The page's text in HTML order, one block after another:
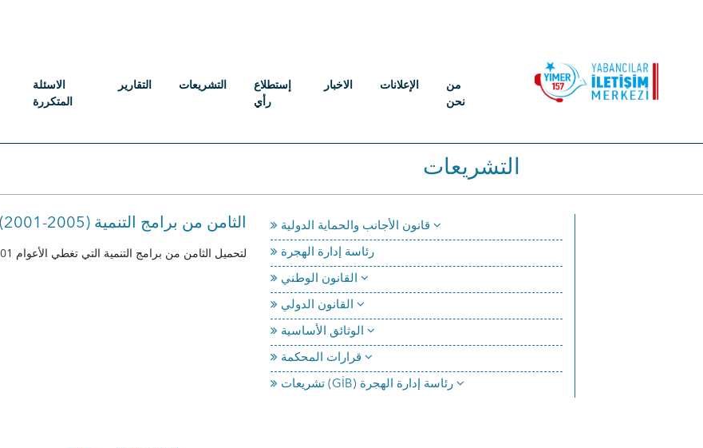
الاسئلة
المتكررة
التقارير التشريعات
إستطلاع
رأي
الاخبار الإعلانات
من
نحن
التشريعات
(2001-2005) الثامن من برامج التنمية
لتحميل الثامن من برامج التنمية التي تغطي الأعوام 2001-2005 رئاسة إدارة الهجرة
تشريعات (GİB) رئاسة إدارة الهجرة